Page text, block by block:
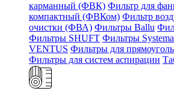
карманный (ФВК) Фильтр для
компактный (ФВКом) Фильтр
очистки (ФВА) Фильтры Ballu
Фильтры SHUFT Фильтры
VENTUS Фильтры для
Фильтры для систем аспирации